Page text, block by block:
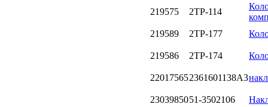
219575 2TP-114
219589
2TP-177
219586 2TP-174
220175652361601138A3
2303985051-3502106